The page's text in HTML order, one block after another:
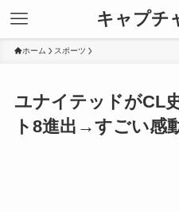
キャプチ
ホーム スポーツ
ユナイテッドがCL
ト8進出→すごい感